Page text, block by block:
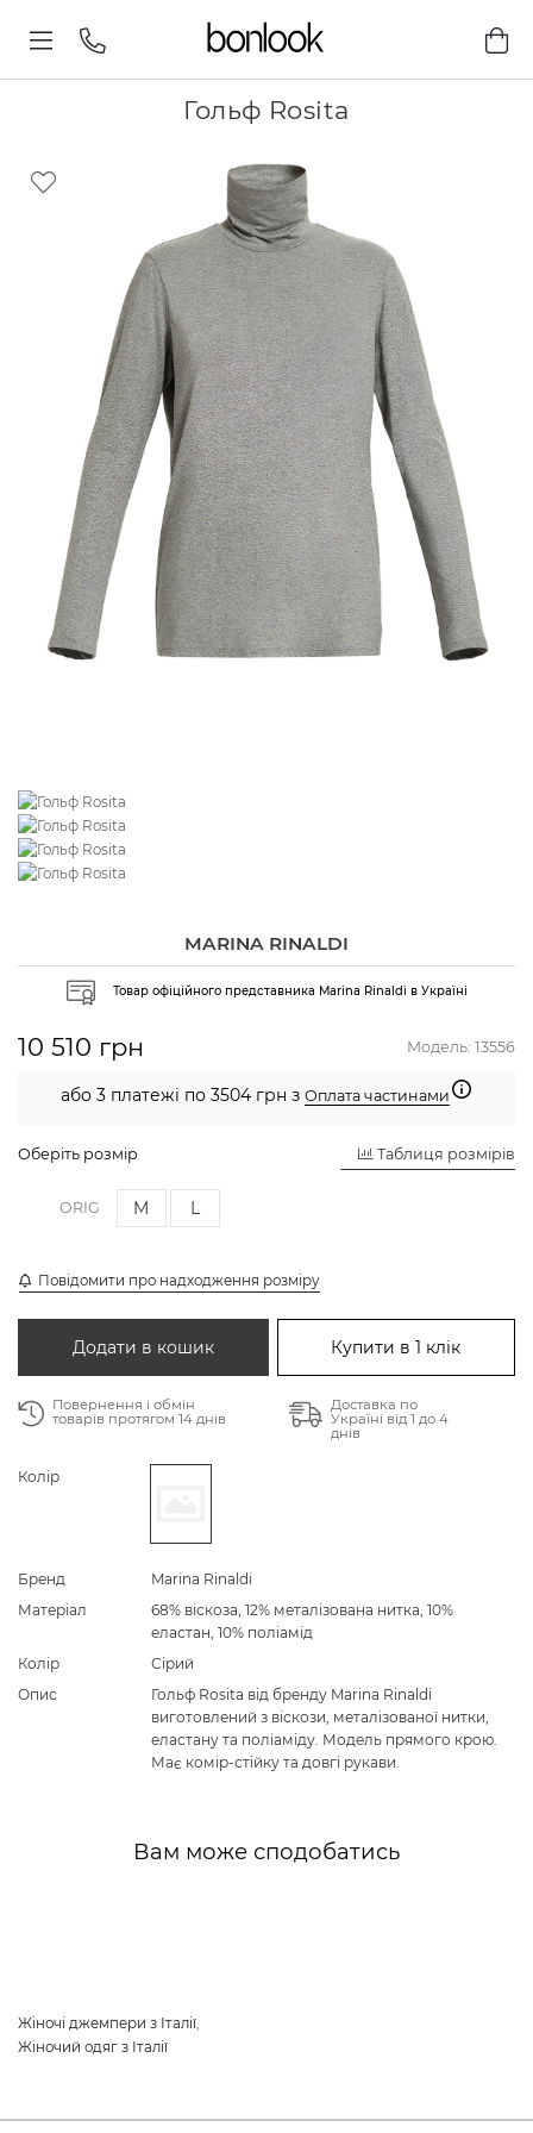
Гольф Rosita
MARINA RINALDI
Товар офіційного представника Marina Rinaldi в Україні
Модель: 13556
10 510 грн
або 3 платежі по 3504 грн з Оплата частинами
Оберіть розмір Таблиця розмірів
ORIG M L
Повідомити про надходження розміру
Додати в кошик Купити в 1 клік
Повернення і обмін
товарів протягом 14 днів
Доставка по
Україні від 1 до 4
днів
Колір
Бренд
Marina Rinaldi
Матеріал
68% віскоза, 12% металізована нитка, 10%
еластан, 10% поліамід
Колір
Сірий
Опис
Гольф Rosita від бренду Marina Rinaldi
виготовлений з віскози, металізованої нитки,
еластану та поліаміду. Модель прямого крою.
Має комір-стійку та довгі рукави.
Вам може сподобатись
Жіночі джемпери з Італії,
Жіночий одяг з Італії